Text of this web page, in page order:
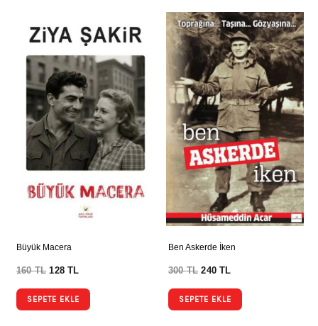
Büyük Macera
160TL 128TL
SEPETE EKLE
Ben Askerde İken
300TL 240TL
SEPETE EKLE